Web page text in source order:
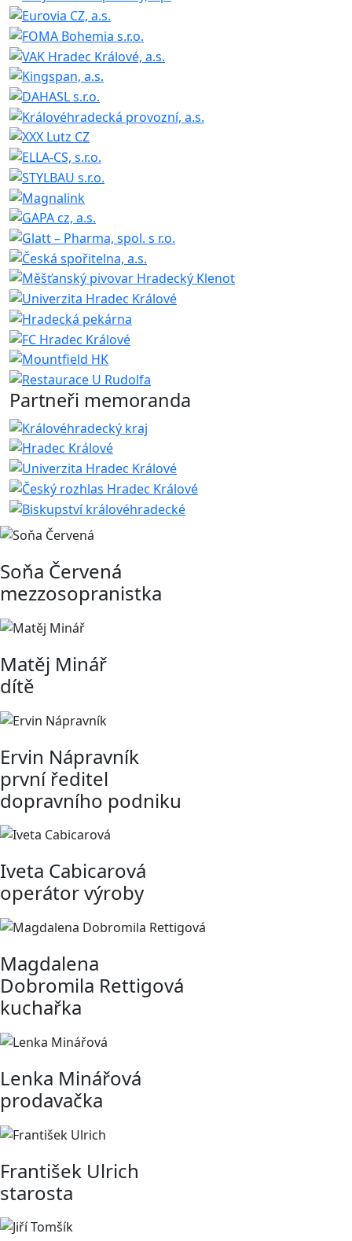
Partneři memoranda
Soňa Červená
mezzosopranistka
Matěj Minář
dítě
Ervin Nápravník
první ředitel
dopravního podniku
Iveta Cabicarová
operátor výroby
Magdalena
Dobromila Rettigová
kuchařka
Lenka Minářová
prodavačka
František Ulrich
starosta